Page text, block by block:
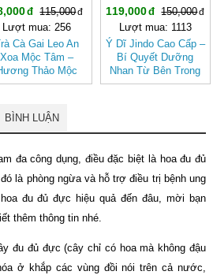
115,000
Lượt mua: 256
Cà Gai Leo An
Xoa Mộc Tâm –
Thảo Mộc
Ngày Thư Thái
119,000
150,000
Lượt mua: 1113
Ý Dĩ Jindo Cao Cấp –
Bí Quyết Dưỡng
Nhan Từ Bên Trong
BÌNH LUẬN
đa công dụng, điều đặc biệt là hoa đu đủ
là phòng ngừa và hỗ trợ điều trị bệnh ung
đu đủ đực hiệu quả đến đâu, mời bạn
thêm thông tin nhé.
đu đủ đực (cây chỉ có hoa mà không đậu
ở khắp các vùng đồi nói trên cả nước,